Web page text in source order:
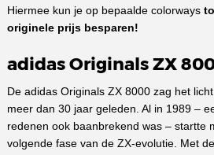
Hiermee kun je op bepaalde colorways
originele prijs besparen!
adidas Originals ZX
De adidas Originals ZX 8000 zag het
meer dan 30 jaar geleden. Al in 1989 –
redenen ook baanbrekend was – startte
volgende fase van de ZX-evolutie. Met